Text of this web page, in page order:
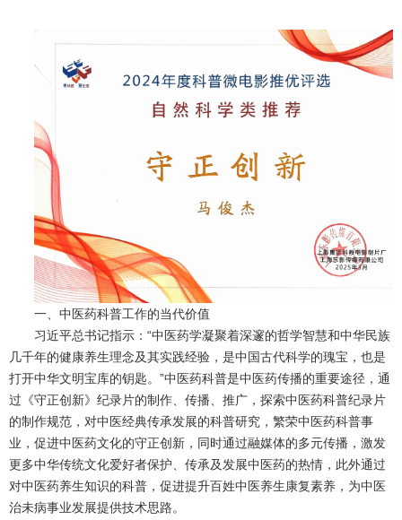
一、中医药科普工作的当代价值
习近平总书记指示：“中医药学凝聚着深邃的哲学智慧和中华民族
几千年的健康养生理念及其实践经验，是中国古代科学的瑰宝，也是
打开中华文明宝库的钥匙。”中医药科普是中医药传播的重要途径，通
过《守正创新》纪录片的制作、传播、推广，探索中医药科普纪录片
的制作规范，对中医经典传承发展的科普研究，繁荣中医药科普事
业，促进中医药文化的守正创新，同时通过融媒体的多元传播，激发
更多中华传统文化爱好者保护、传承及发展中医药的热情，此外通过
对中医药养生知识的科普，促进提升百姓中医养生康复素养，为中医
治未病事业发展提供技术思路。